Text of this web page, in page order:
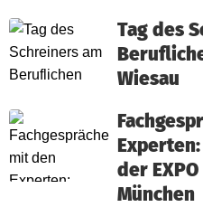
Tag des
Wiesau
der
München